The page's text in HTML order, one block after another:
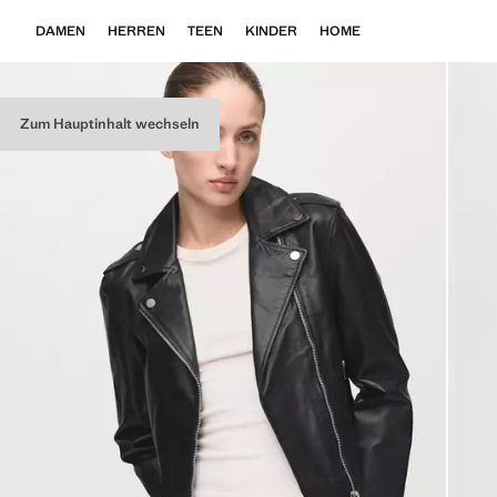
Zum Hauptinhalt wechseln
DAMEN HERREN TEEN KINDER HOME